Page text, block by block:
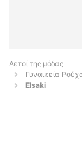
Αετοί της μόδας
Γυναικεία
Elsaki